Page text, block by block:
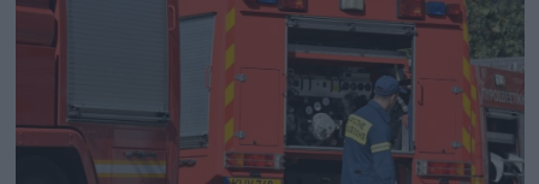
Ενισχυόμενες από τους ισχυρούς ανέμους εν μέσω
ζέστης και ξηρασίας, οι πυρκαγιές έχουν
καταστρέψει […]